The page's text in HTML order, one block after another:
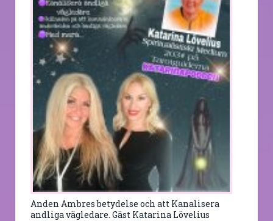
Anden Ambres betydelse och att Kanalisera
andliga vägledare. Gäst Katarina Lövelius